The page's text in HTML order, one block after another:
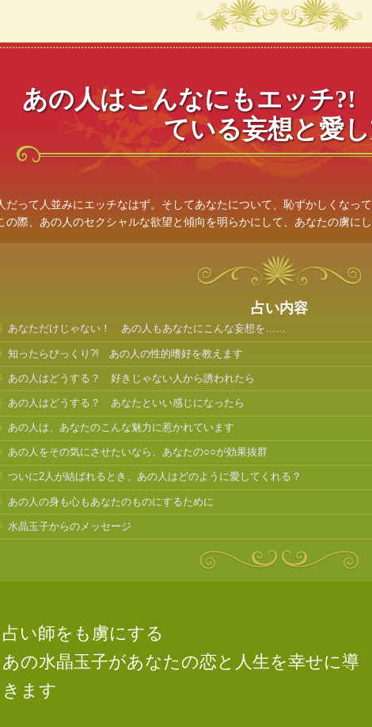
あの人はこんなにもエッチ
ている妄想と愛
だって人並みにエッチなはず。そしてあなたについて、恥ずかしくなっ
の際、あの人のセクシャルな欲望と傾向を明らかにして、あなたの虜にし
占い内容
あなただけじゃない！ あの人もあなたにこんな妄想を……
知ったらびっくり?! あの人の性的嗜好を教えます
あの人はどうする？ 好きじゃない人から誘われたら
あの人はどうする？ あなたといい感じになったら
あの人は、あなたのこんな魅力に惹かれています
あの人をその気にさせたいなら、あなたの○○が効果抜群
ついに2人が結ばれるとき、あの人はどのように愛してくれる？
あの人の身も心もあなたのものにするために
水晶玉子からのメッセージ
占い師をも虜にする
あの水晶玉子があなたの恋と人生を幸せに導
きます